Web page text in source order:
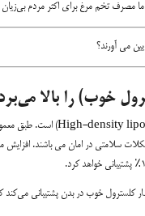
مصرف تخم مرغ برای اکثر مردم
می آورند؟
خوب در بدن پشتیبانی می‌کند